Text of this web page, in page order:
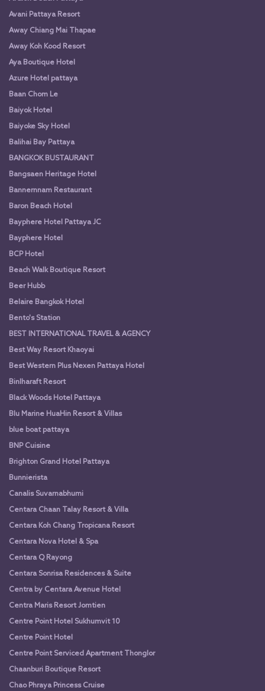
Avani Pattaya Resort
Away Chiang Mai Thapae
Away Koh Kood Resort
Aya Boutique Hotel
Azure Hotel pattaya
Baan Chom Le
Baiyok Hotel
Baiyoke Sky Hotel
Balihai Bay Pattaya
BANGKOK BUSTAURANT
Bangsaen Heritage Hotel
Bannernnam Restaurant
Baron Beach Hotel
Bayphere Hotel Pattaya JC
Bayphere Hotel
BCP Hotel
Beach Walk Boutique Resort
Beer Hubb
Belaire Bangkok Hotel
Bento's Station
BEST INTERNATIONAL TRAVEL & AGENCY
Best Way Resort Khaoyai
Best Western Plus Nexen Pattaya Hotel
Binlharaft Resort
Black Woods Hotel Pattaya
Blu Marine HuaHin Resort & Villas
blue boat pattaya
BNP Cuisine
Brighton Grand Hotel Pattaya
Bunnierista
Canalis Suvarnabhumi
Centara Chaan Talay Resort & Villa
Centara Koh Chang Tropicana Resort
Centara Nova Hotel & Spa
Centara Q Rayong
Centara Sonrisa Residences & Suite
Centra by Centara Avenue Hotel
Centra Maris Resort Jomtien
Centre Point Hotel Sukhumvit 10
Centre Point Hotel
Centre Point Serviced Apartment Thonglor
Chaanburi Boutique Resort
Chao Phraya Princess Cruise